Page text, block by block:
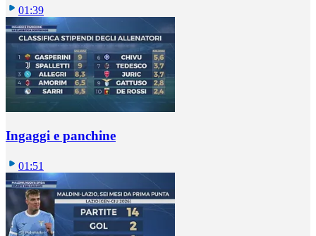
01:39
Ingaggi e panchine
01:51